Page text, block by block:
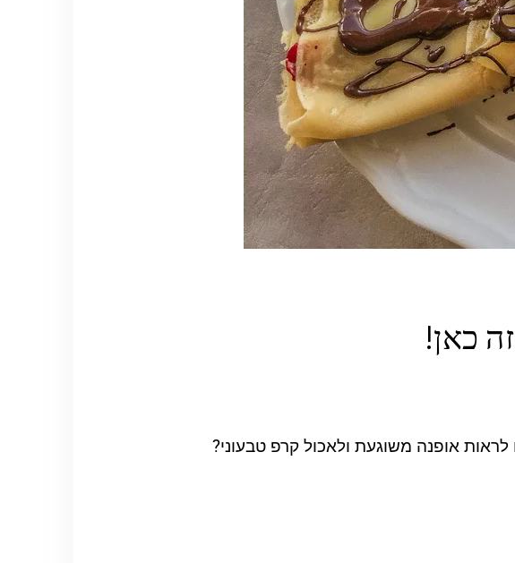
כאן!
לראות אופנה משוגעת ולאכול קרפ טבעוני?